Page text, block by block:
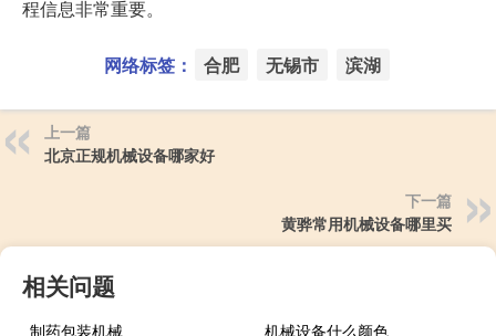
程信息非常重要。
网络标签： 合肥 无锡市 滨湖
上一篇
北京正规机械设备哪家好
下一篇
黄骅常用机械设备哪里买
相关问题
制药包装机械
机械设备什么颜色